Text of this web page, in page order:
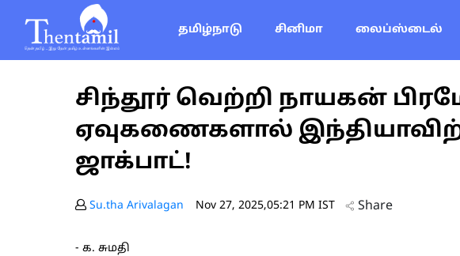
தமிழ்நாடு சினிமா லைப்ஸ்டைல்
சிந்தூர் வெற்றி நாயகன்
ஏவுகணைகளால்
ஜாக்பாட்!
Su.tha Arivalagan Nov 27, 2025,05:21 PM IST Share
- க. சுமதி